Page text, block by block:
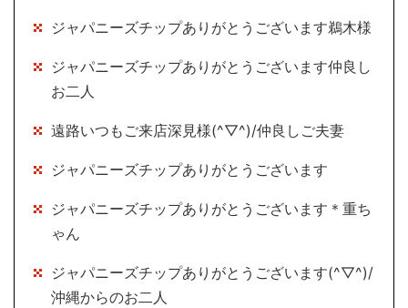
ジャパニーズチップありがとうございます鵜木様
ジャパニーズチップありがとうございます仲良し
お二人
遠路いつもご来店深見様(^▽^)/仲良しご夫妻
ジャパニーズチップありがとうございます
ジャパニーズチップありがとうございます＊重ち
ゃん
ジャパニーズチップありがとうございます(^▽^)/
沖縄からのお二人